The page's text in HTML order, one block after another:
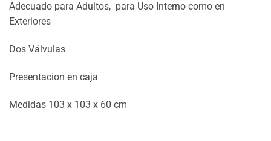
Adecuado para Adultos, para Uso Interno como en
Exteriores
Dos Válvulas
Presentacion en caja
Medidas 103 x 103 x 60 cm